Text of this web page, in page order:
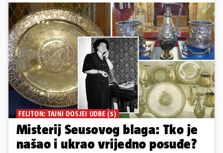
FELJTON: TAJNI DOSJEI UDBE (5)
Misterij Seusovog blaga: Tko je
našao i ukrao vrijedno posuđe?